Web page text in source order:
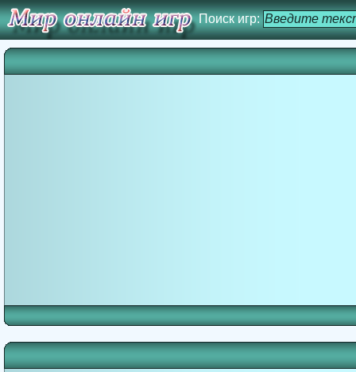
Поиск игр: